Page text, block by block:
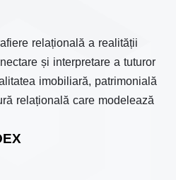
relațională a realității
și interpretare a tuturor
imobiliară, patrimonială
relațională care modelează